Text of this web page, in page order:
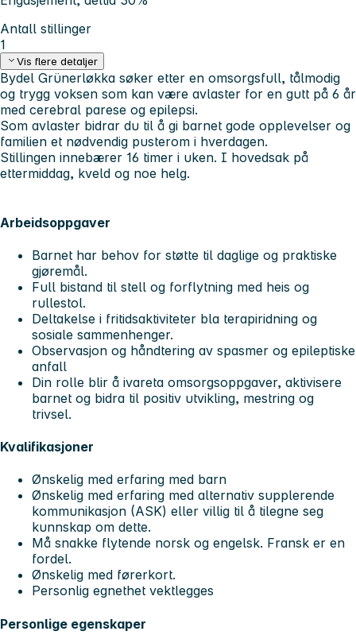
Antall stillinger
1
Vis flere detaljer
Bydel Grünerløkka søker etter en omsorgsfull, tålmodig
og trygg voksen som kan være avlaster for en gutt på 6 år
med cerebral parese og epilepsi.
Som avlaster bidrar du til å gi barnet gode opplevelser og
familien et nødvendig pusterom i hverdagen.
Stillingen innebærer 16 timer i uken. I hovedsak på
ettermiddag, kveld og noe helg.
Arbeidsoppgaver
Barnet har behov for støtte til daglige og praktiske
gjøremål.
Full bistand til stell og forflytning med heis og
rullestol.
Deltakelse i fritidsaktiviteter bla terapiridning og
sosiale sammenhenger.
Observasjon og håndtering av spasmer og epileptiske
anfall
Din rolle blir å ivareta omsorgsoppgaver, aktivisere
barnet og bidra til positiv utvikling, mestring og
trivsel.
Kvalifikasjoner
Ønskelig med erfaring med barn
Ønskelig med erfaring med alternativ supplerende
kommunikasjon (ASK) eller villig til å tilegne seg
kunnskap om dette.
Må snakke flytende norsk og engelsk. Fransk er en
fordel.
Ønskelig med førerkort.
Personlig egnethet vektlegges
Personlige egenskaper